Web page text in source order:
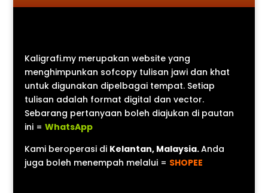
Kaligrafi.my merupakan website yang
menghimpunkan sofcopy tulisan jawi dan khat
untuk digunakan dipelbagai tempat. Setiap
tulisan adalah format digital dan vector.
Sebarang pertanyaan boleh diajukan di pautan
ini = WhatsApp
Kami beroperasi di Kelantan, Malaysia.Anda
juga boleh menempah melalui = SHOPEE